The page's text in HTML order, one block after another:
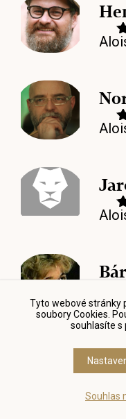
Tyto webové stránky
soubory Cookies.
souhlasíte s
Souhlas